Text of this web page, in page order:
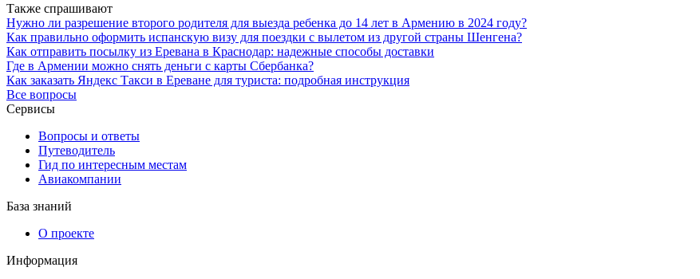
Также спрашивают
Нужно ли разрешение второго родителя для выезда ребенка до 14 лет в Армению в 2024 году?
Как правильно оформить испанскую визу для поездки с вылетом из другой страны Шенгена?
Как отправить посылку из Еревана в Краснодар: надежные способы доставки
Где в Армении можно снять деньги с карты Сбербанка?
Как заказать Яндекс Такси в Ереване для туриста: подробная инструкция
Все вопросы
Сервисы
Вопросы и ответы
Путеводитель
Гид по интересным местам
Авиакомпании
База знаний
О проекте
Информация